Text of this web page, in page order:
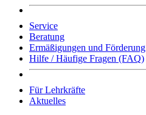
Service
Beratung
Ermäßigungen und Förderung
Hilfe / Häufige Fragen (FAQ)
Für Lehrkräfte
Aktuelles